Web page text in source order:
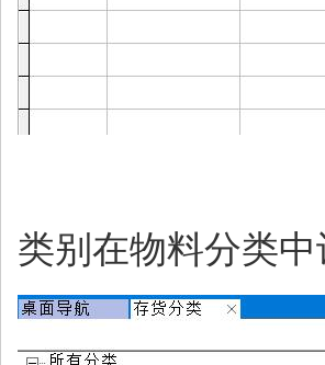
类别在物料分类中